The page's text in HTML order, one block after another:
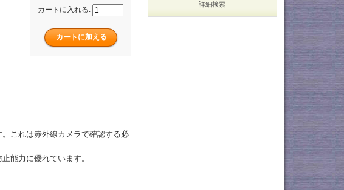
カートに入れる:
これは赤外線カメラで確認する必
能力に優れています。
詳細検索